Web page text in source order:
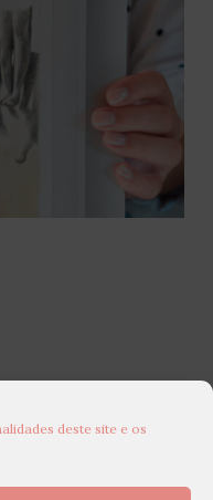
deste site e os